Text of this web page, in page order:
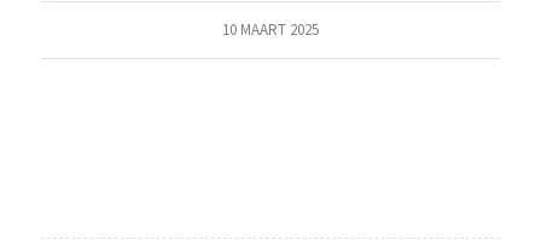
10 MAART 2025